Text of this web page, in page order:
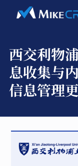
西交利物
息收集与
信息管理